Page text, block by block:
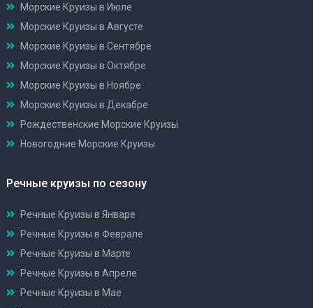
Морские Круизы в Июле
Морские Круизы в Августе
Морские Круизы в Сентябре
Морские Круизы в Октябре
Морские Круизы в Ноябре
Морские Круизы в Декабре
Рождественские Морские Круизы
Новогодние Морские Круизы
Речные круизы по сезону
Речные Круизы в Январе
Речные Круизы в Феврале
Речные Круизы в Марте
Речные Круизы в Апреле
Речные Круизы в Мае